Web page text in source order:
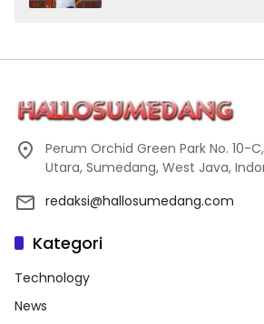
Perum Orchid Green Park No. 10-
Utara, Sumedang, West Java,
redaksi@hallosumedang.com
Kategori
Technology
News